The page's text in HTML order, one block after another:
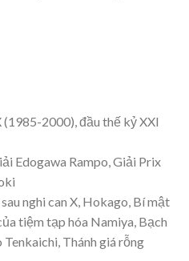
2000), đầu thế kỷ XXI
Edogawa Rampo, Giải Prix
nghi can X, Hokago, Bí mật
tiệm tạp hóa Namiya, Bạch
Thánh giá rỗng